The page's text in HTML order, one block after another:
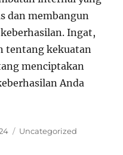
dan membangun
Ingat,
tentang kekuatan
menciptakan
Anda
Categories
Uncategorized